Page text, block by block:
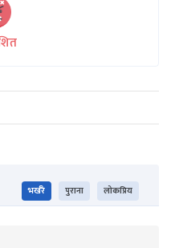
भर्खरै पुराना लोकप्रिय